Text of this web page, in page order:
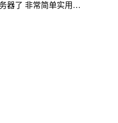
器了 非常简单实用…